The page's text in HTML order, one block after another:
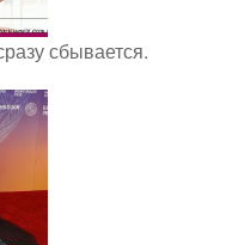
сбывается.